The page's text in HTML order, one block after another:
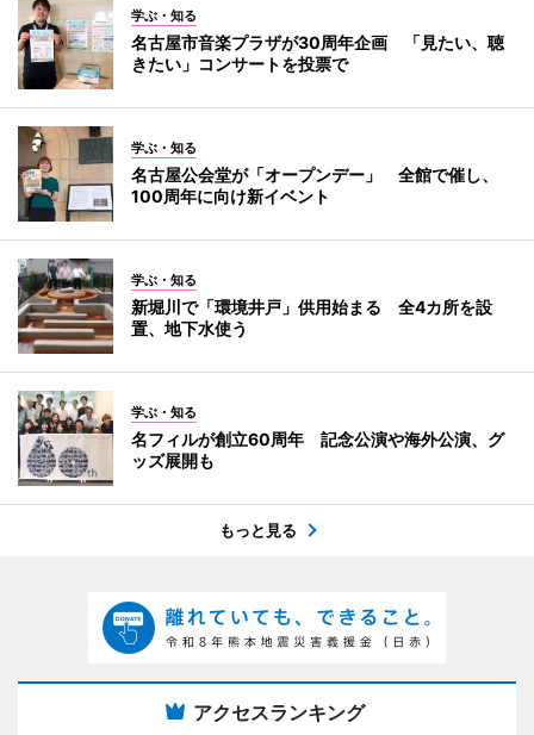
学ぶ・知る
名古屋市音楽プラザが30周年企画 「見たい、聴
きたい」コンサートを投票で
学ぶ・知る
名古屋公会堂が「オープンデー」 全館で催し、
100周年に向け新イベント
学ぶ・知る
新堀川で「環境井戸」供用始まる 全4カ所を設
置、地下水使う
学ぶ・知る
名フィルが創立60周年 記念公演や海外公演、グ
ッズ展開も
もっと見る
アクセスランキング